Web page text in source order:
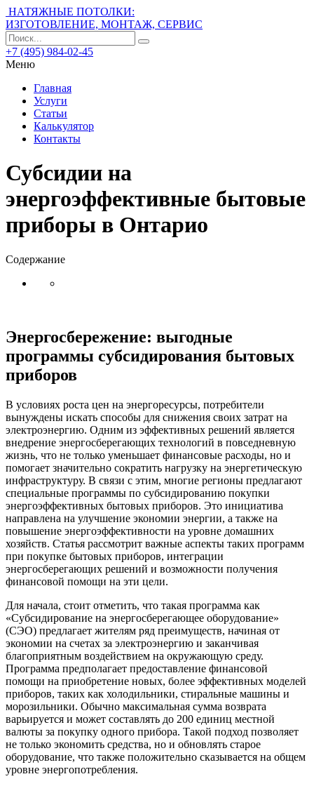
НАТЯЖНЫЕ ПОТОЛКИ:
ИЗГОТОВЛЕНИЕ, МОНТАЖ, СЕРВИС
+7 (495) 984-02-45
Меню
Главная
Услуги
Статьи
Калькулятор
Контакты
Субсидии на
энергоэффективные бытовые
приборы в Онтарио
Содержание
Энергосбережение: выгодные
программы субсидирования бытовых
приборов
В условиях роста цен на энергоресурсы, потребители
вынуждены искать способы для снижения своих затрат на
электроэнергию. Одним из эффективных решений является
внедрение энергосберегающих технологий в повседневную
жизнь, что не только уменьшает финансовые расходы, но и
помогает значительно сократить нагрузку на энергетическую
инфраструктуру. В связи с этим, многие регионы предлагают
специальные программы по субсидированию покупки
энергоэффективных бытовых приборов. Это инициатива
направлена на улучшение экономии энергии, а также на
повышение энергоэффективности на уровне домашних
хозяйств. Статья рассмотрит важные аспекты таких программ
при покупке бытовых приборов, интеграции
энергосберегающих решений и возможности получения
финансовой помощи на эти цели.
Для начала, стоит отметить, что такая программа как
«Субсидирование на энергосберегающее оборудование»
(СЭО) предлагает жителям ряд преимуществ, начиная от
экономии на счетах за электроэнергию и заканчивая
благоприятным воздействием на окружающую среду.
Программа предполагает предоставление финансовой
помощи на приобретение новых, более эффективных моделей
приборов, таких как холодильники, стиральные машины и
морозильники. Обычно максимальная сумма возврата
варьируется и может составлять до 200 единиц местной
валюты за покупку одного прибора. Такой подход позволяет
не только экономить средства, но и обновлять старое
оборудование, что также положительно сказывается на общем
уровне энергопотребления.